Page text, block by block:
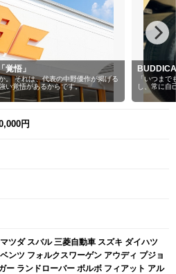
覚悟」
。 それは、代表の中野優作が掲げる
い覚悟があるからです。
「いつま
し、常に自
円
ツダ スバル 三菱自動車 スズキ ダイハツ
ンツ フォルクスワーゲン アウディ プジョ
ー ランドローバー ボルボ フィアット アル